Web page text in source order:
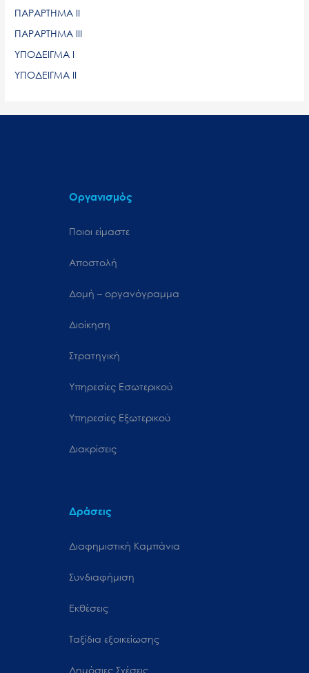
ΠΑΡΑΡΤΗΜΑ ΙΙ
ΠΑΡΑΡΤΗΜΑ ΙΙΙ
ΥΠΟΔΕΙΓΜΑ Ι
ΥΠΟΔΕΙΓΜΑ ΙΙ
Οργανισμός
Ποιοι είμαστε
Αποστολή
Δομή – οργανόγραμμα
Διοίκηση
Στρατηγική
Υπηρεσίες Εσωτερικού
Υπηρεσίες Εξωτερικού
Διακρίσεις
Δράσεις
Διαφημιστική Καμπάνια
Συνδιαφήμιση
Εκθέσεις
Ταξίδια εξοικείωσης
Δημόσιες Σχέσεις